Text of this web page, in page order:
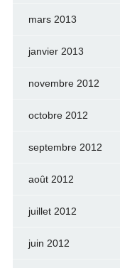
mars 2013
janvier 2013
novembre 2012
octobre 2012
septembre 2012
août 2012
juillet 2012
juin 2012